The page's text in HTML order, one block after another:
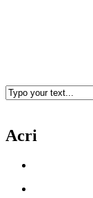
Acri